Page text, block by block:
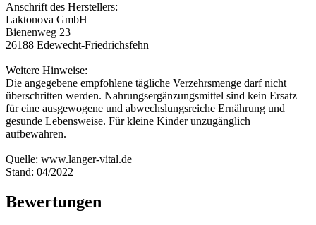
Anschrift des Herstellers:
Laktonova GmbH
Bienenweg 23
26188 Edewecht-Friedrichsfehn
Weitere Hinweise:
Die angegebene empfohlene tägliche Verzehrsmenge darf nicht
überschritten werden. Nahrungsergänzungsmittel sind kein Ersatz
für eine ausgewogene und abwechslungsreiche Ernährung und
gesunde Lebensweise. Für kleine Kinder unzugänglich
aufbewahren.
Quelle: www.langer-vital.de
Stand: 04/2022
Bewertungen